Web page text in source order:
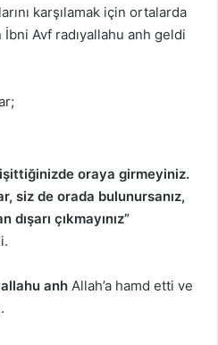
karşılamak için ortalarda
Avf radıyallahu anh geldi
oraya girmeyiniz.
siz de orada bulunursanız,
çıkmayınız”
anh Allah’a hamd etti ve